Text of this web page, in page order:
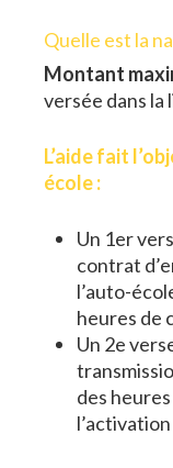
Quelle est la
Montant
versée dans la
L’aide fait
école :
Un 1er
contrat
l’auto-
heures de
Un 2e
des